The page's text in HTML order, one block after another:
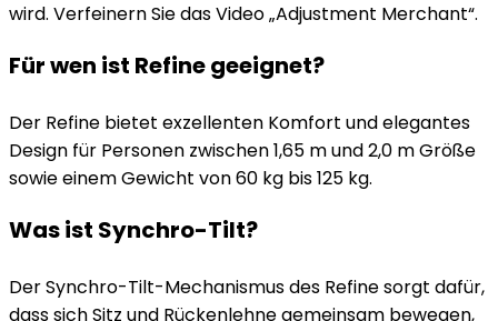
wird. Verfeinern Sie das Video „Adjustment Merchant“.
Für wen ist Refine geeignet?
Der Refine bietet exzellenten Komfort und elegantes
Design für Personen zwischen 1,65 m und 2,0 m Größe
sowie einem Gewicht von 60 kg bis 125 kg.
Was ist Synchro-Tilt?
Der Synchro-Tilt-Mechanismus des Refine sorgt dafür,
dass sich Sitz und Rückenlehne gemeinsam bewegen,